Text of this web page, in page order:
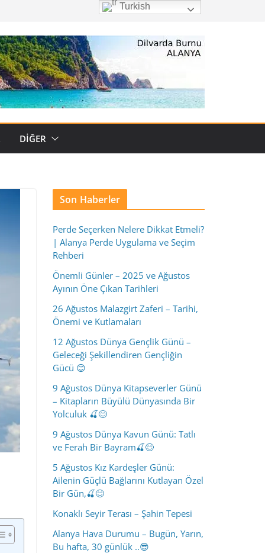
DIĞER
Son Haberler
Perde Seçerken Nelere Dikkat Etmeli?
| Alanya Perde Uygulama ve Seçim
Rehberi
Önemli Günler – 2025 ve Ağustos
Ayının Öne Çıkan Tarihleri
26 Ağustos Malazgirt Zaferi – Tarihi,
Önemi ve Kutlamaları
12 Ağustos Dünya Gençlik Günü –
Geleceği Şekillendiren Gençliğin
Gücü 😊
9 Ağustos Dünya Kitapseverler Günü
– Kitapların Büyülü Dünyasında Bir
Yolculuk 🍒😊
9 Ağustos Dünya Kavun Günü: Tatlı
ve Ferah Bir Bayram🍒😊
5 Ağustos Kız Kardeşler Günü:
Ailenin Güçlü Bağlarını Kutlayan Özel
Bir Gün,🍒😊
Konaklı Seyir Terası – Şahin Tepesi
Alanya Hava Durumu – Bugün, Yarın,
Bu hafta, 30 günlük ..😎
Turkish